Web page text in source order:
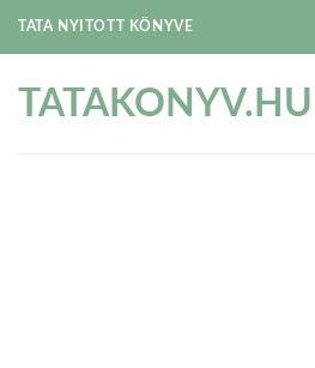
TATA NYITOTT KÖNYVE
TATAKONYV.HU